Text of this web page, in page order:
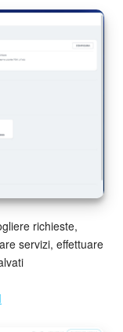
richieste,
servizi, effettuare